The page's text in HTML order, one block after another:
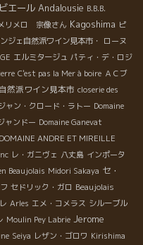
エール Andalousie B.B.B.
リメロ 宗像さん Kagoshima ピ
ジェ自然派ワイン見本市・ ローヌ
エルミタージュ パティ・デ・ロジ
C'est pas la Mer à boire ＡＣブ
然派ワイン見本市 closerie des
ャン・クロード・ラトー Domaine
ャンドー Domaine Ganevat
DOMAINE ANDRE ET MIREILLE
レ・ガニヴェ 八丈島 インポータ
Beaujolais Midori Sakaya セ・
セドリック・ガロ Beaujolais
Arles エメ・コメラス シルーブル
Moulin Pey Labrie Jerome
Seiya レザン・ゴロワ Kirishima